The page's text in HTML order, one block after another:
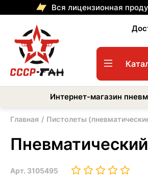
Вся лицензионная
Интернет-магазин
Главная Пистолеты
Арт. 3105495